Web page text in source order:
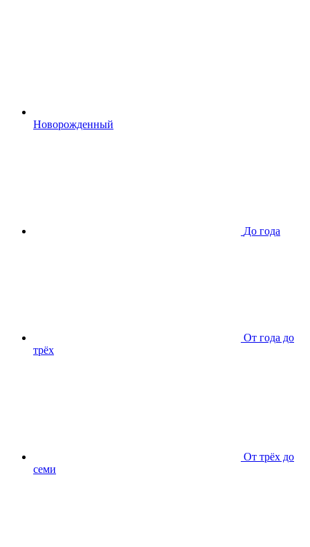
Новорожденный
До года
От года до
трёх
От трёх до
семи